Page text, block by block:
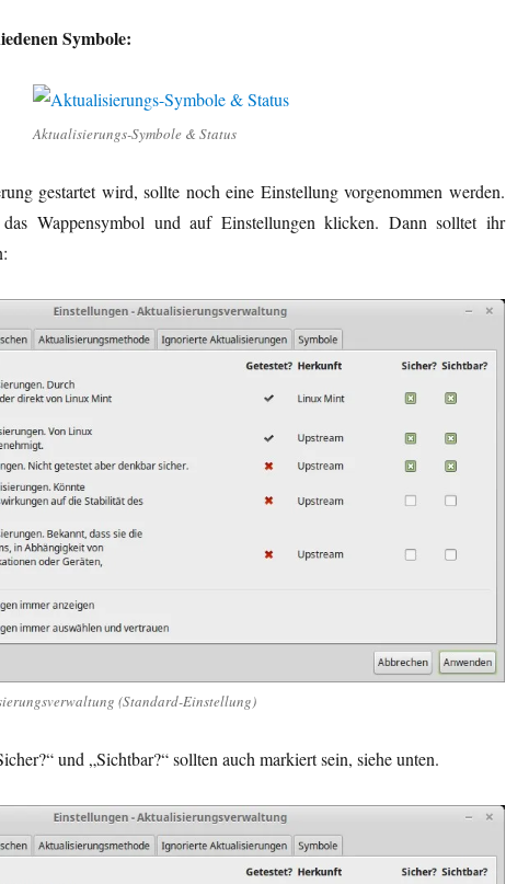
Symbole:
Aktualisierungs-Symbole & Status
gestartet wird, sollte noch eine Einstellung vorgenommen werden.
Wappensymbol und auf Einstellungen klicken. Dann solltet ihr
(Standard-Einstellung)
und „Sichtbar?“ sollten auch markiert sein, siehe unten.